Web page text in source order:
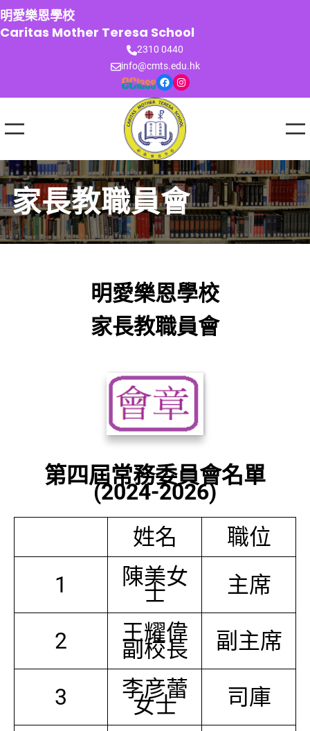
跳
至
主
明愛樂恩學校
Caritas Mother Teresa School
2310 0440
info@cmts.edu.hk
Facebook Instagram
家長教職員會
明愛樂恩學校
家長教職員會
第四屆常務委員會名單
(2024-2026)
姓名
職位
1
陳美女
士 主席
2 王耀偉
副校長 副主席
3 李彦蕾
女士 司庫